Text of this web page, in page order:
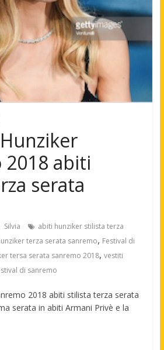
2018 abiti
serata
Silvia
abiti hunziker stilista terza
terza serata sanremo, Festival di
tersa serata sanremo 2018, vestiti
di sanremo
2018 abiti stilista terza serata
serata in abiti Armani Privè e la